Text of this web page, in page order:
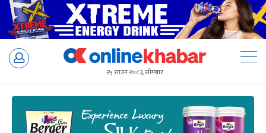
Skip
२५ साउन २०८३, सोमबार